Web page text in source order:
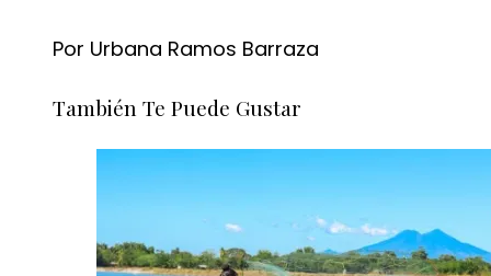
Por Urbana Ramos Barraza
También Te Puede Gustar